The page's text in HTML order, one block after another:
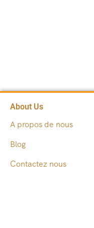
About Us
A propos de nous
Blog
Contactez nous